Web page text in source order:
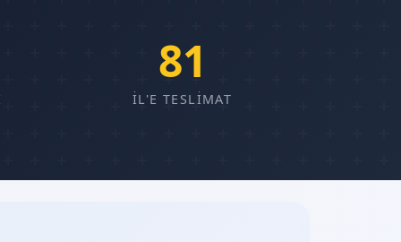
81
İL'E TESLIMAT